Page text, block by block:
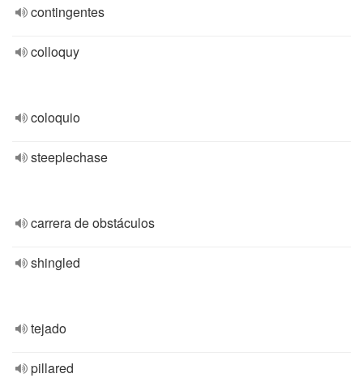
contingentes
colloquy
coloquio
steeplechase
carrera de obstáculos
shingled
tejado
pillared